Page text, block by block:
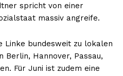
spricht von einer
massiv angreife.
Linke bundesweit zu lokalen
Berlin, Hannover, Passau,
Für Juni ist zudem eine